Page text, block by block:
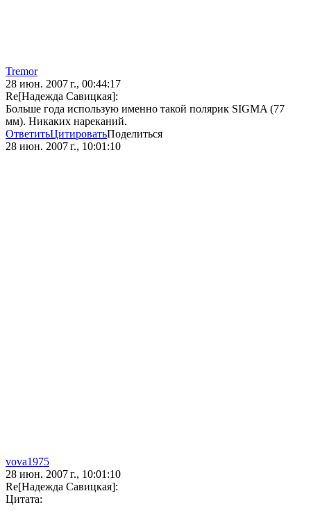
Tremor
28 июн. 2007 г., 00:44:17
Re[Надежда Савицкая]:
Больше года использую именно такой полярик SIGMA (77
мм). Никаких нареканий.
ОтветитьЦитироватьПоделиться
28 июн. 2007 г., 10:01:10
vova1975
28 июн. 2007 г., 10:01:10
Re[Надежда Савицкая]:
Цитата: